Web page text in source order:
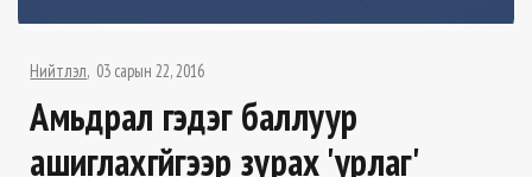
Нийтлэл 03 сарын 22, 2016
Амьдрал гэдэг баллуур
ашиглахгүйгээр зурах 'урлаг'